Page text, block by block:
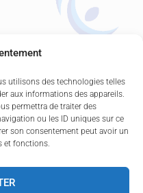
utilisons des technologies telles
aux informations des appareils.
permettra de traiter des
ou les ID uniques sur ce
son consentement peut avoir un
et fonctions.